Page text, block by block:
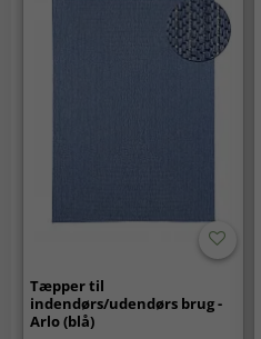
Tæpper til
indendørs/udendørs brug -
Arlo (blå)